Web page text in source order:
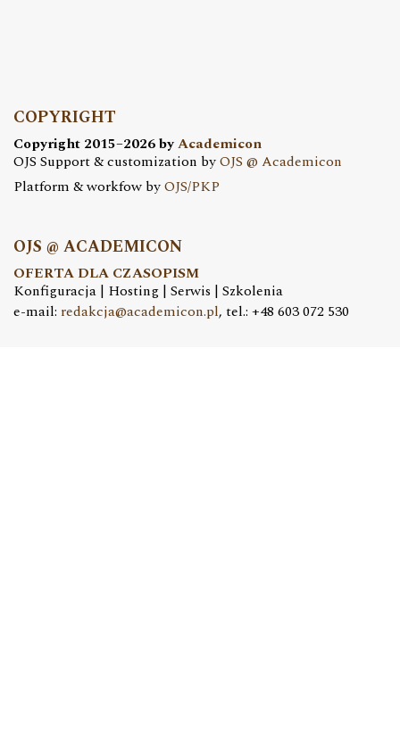
COPYRIGHT
Copyright 2015–2026 byAcademicon
OJS Support & customization byOJS @ Academicon
Platform & workfow byOJS/PKP
OJS @ ACADEMICON
OFERTA DLA CZASOPISM
Konfiguracja | Hosting | Serwis | Szkolenia
e-mail: redakcja@academicon.pl, tel.: +48 603 072 530